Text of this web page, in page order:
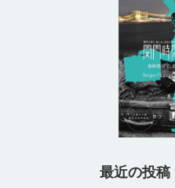
最近の投稿